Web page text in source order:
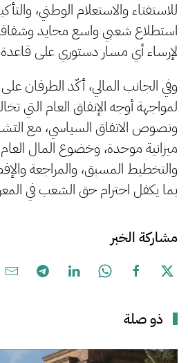
للاستفتاء والاستعلام الوطني،
استطلاع شعبي واسع محايد
لإرساء أي مسار دستوري على
وفي الجانب المالي، أكّد الطرفان
لمواجهة أوجه الإنفاق العام التي
ونصوص الاتفاق السياسي، مع
ميزانية موحدة، وخضوع المال العام
والتخطيط المسبق، والمراجعة
بما يكفل احترام حق الشعب في
مشاركة الخبر
ذو صلة